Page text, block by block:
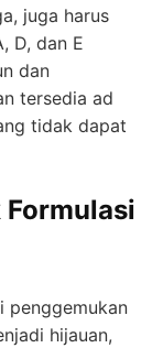
juga harus
D, dan E
dan
tersedia ad
tidak dapat
Formulasi
penggemukan
hijauan,